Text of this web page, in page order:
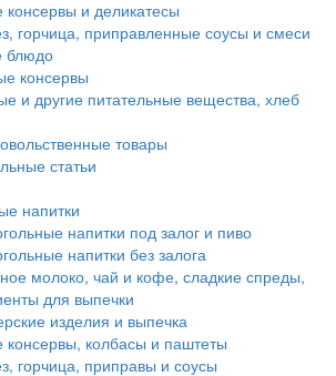
и деликатесы
горчица, приправленные соусы и смеси
блюдо
консервы
и другие питательные вещества, хлеб
товары
статьи
напитки
напитки под залог и пиво
напитки без залога
молоко, чай и кофе, сладкие спреды,
для выпечки
изделия и выпечка
колбасы и паштеты
горчица, приправы и соусы